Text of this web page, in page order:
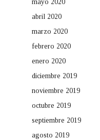
mayo 2020
abril 2020
marzo 2020
febrero 2020
enero 2020
diciembre 2019
noviembre 2019
octubre 2019
septiembre 2019
agosto 2019